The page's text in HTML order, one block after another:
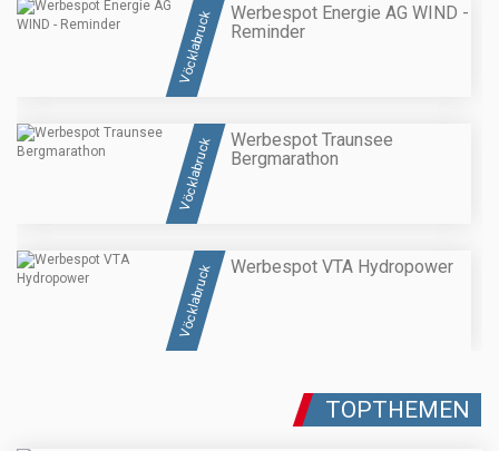
Vöcklabruck
Werbespot Energie AG WIND -
Reminder
Vöcklabruck
Werbespot Traunsee
Bergmarathon
Vöcklabruck Werbespot VTA Hydropower
TOPTHEMEN